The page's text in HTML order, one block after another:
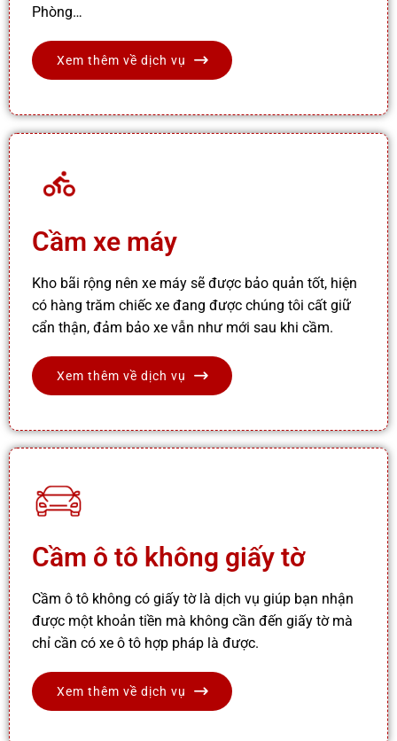
Phòng…
Xem thêm về dịch vụ
Cầm xe máy
Kho bãi rộng nên xe máy sẽ được bảo quản tốt, hiện
có hàng trăm chiếc xe đang được chúng tôi cất giữ
cẩn thận, đảm bảo xe vẫn như mới sau khi cầm.
Xem thêm về dịch vụ
Cầm ô tô không giấy tờ
Cầm ô tô không có giấy tờ là dịch vụ giúp bạn nhận
được một khoản tiền mà không cần đến giấy tờ mà
chỉ cần có xe ô tô hợp pháp là được.
Xem thêm về dịch vụ